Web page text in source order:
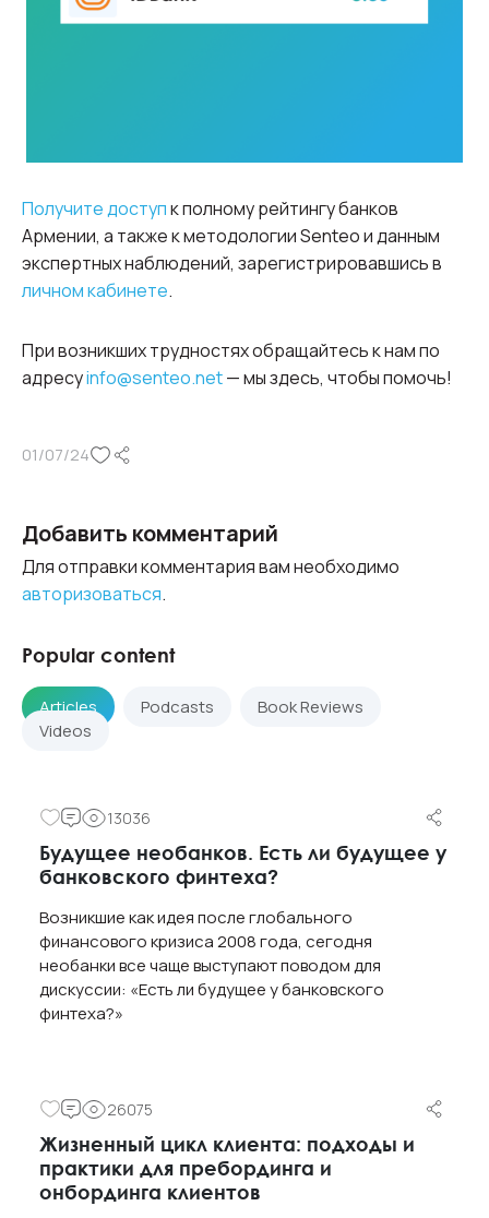
Получите доступк полному рейтингу банков
Армении, а также к методологии Senteo и данным
экспертных наблюдений, зарегистрировавшись в
личном кабинете.
При возникших трудностях обращайтесь к нам по
адресуinfo@senteo.net— мы здесь, чтобы помочь!
01/07/24
Добавить комментарий
Для отправки комментария вам необходимо
авторизоваться.
Popular content
Articles Podcasts
Book Reviews
Videos
13036
Будущее необанков. Есть ли будущее у
банковского финтеха?
Возникшие как идея после глобального
финансового кризиса 2008 года, сегодня
необанки все чаще выступают поводом для
дискуссии: «Есть ли будущее у банковского
финтеха?»
26075
Жизненный цикл клиента: подходы и
практики для пребординга и
онбординга клиентов